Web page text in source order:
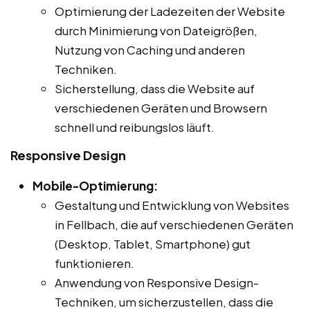
Optimierung der Ladezeiten der Website
durch Minimierung von Dateigrößen,
Nutzung von Caching und anderen
Techniken.
Sicherstellung, dass die Website auf
verschiedenen Geräten und Browsern
schnell und reibungslos läuft.
Responsive Design
Mobile-Optimierung:
Gestaltung und Entwicklung von Websites
in Fellbach, die auf verschiedenen Geräten
(Desktop, Tablet, Smartphone) gut
funktionieren.
Anwendung von Responsive Design-
Techniken, um sicherzustellen, dass die